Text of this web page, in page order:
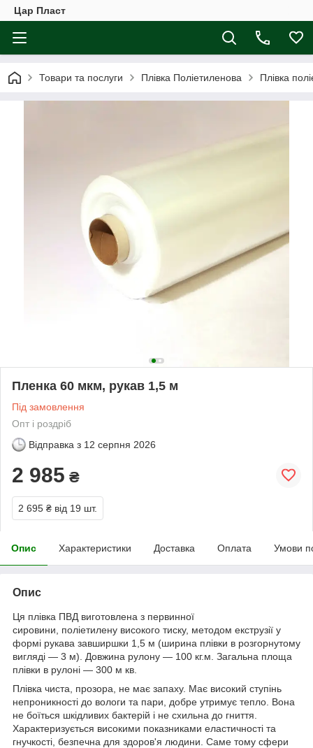
Цар Пласт
Товари та послуги Плівка Поліетиленова Плівка
Пленка 60 мкм, рукав 1,5 м
Під замовлення
Опт і роздріб
Відправка з 12 серпня 2026
2 985 ₴
2 695 ₴ від 19 шт.
Опис Характеристики Доставка Оплата Умови
Опис
Ця плівка ПВД виготовлена з первинної
сировини, поліетилену високого тиску, методом екструзії у
формі рукава завширшки 1,5 м (ширина плівки в розгорнутому
вигляді — 3 м). Довжина рулону — 100 кг.м. Загальна площа
плівки в рулоні — 300 м кв.
Плівка чиста, прозора, не має запаху. Має високий ступінь
непроникності до вологи та пари, добре утримує тепло. Вона
не боїться шкідливих бактерій і не схильна до гниття.
Характеризується високими показниками еластичності та
гнучкості, безпечна для здоров'я людини. Саме тому сфери